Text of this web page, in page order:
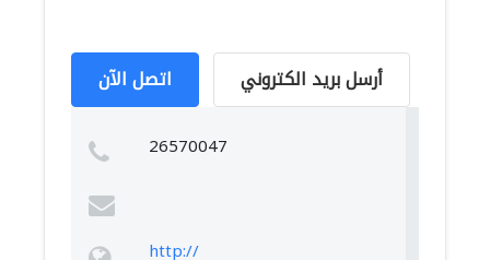
اتصل الآن أرسل بريد الكتروني
26570047
http://